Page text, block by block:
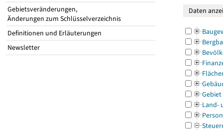
Gebietsveränderungen,
Änderungen zum Schlüsselverzeichnis
Definitionen und Erläuterungen
Newsletter
Gebiet
Land-